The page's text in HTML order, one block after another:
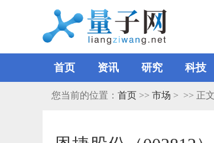
首页 资讯 研究 科技
您当前的位置： 首页 >> 市场 > >> 正文